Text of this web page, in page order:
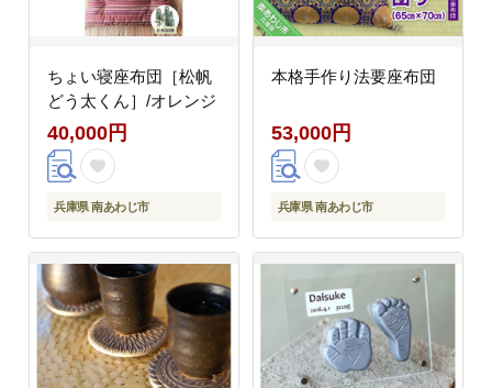
ちょい寝座布団［松帆
どう太くん］/オレンジ
40,000円
兵庫県 南あわじ市
本格手作り法要座布団
53,000円
兵庫県 南あわじ市